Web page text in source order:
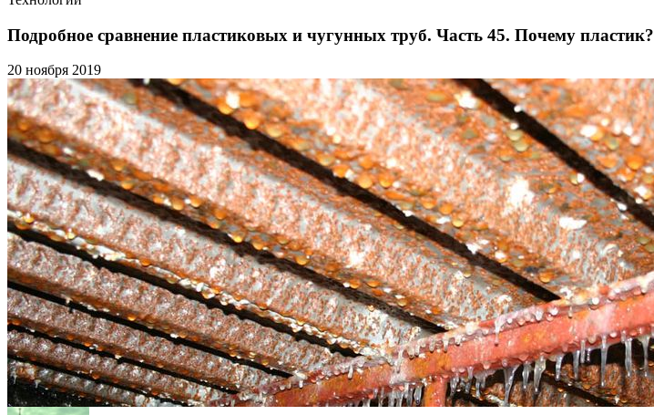
Подробное сравнение пластиковых и чугунных труб. Часть 45. Почему пластик?
20 ноября 2019